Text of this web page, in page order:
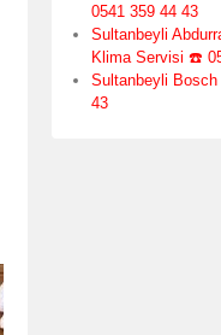
0541 359 44 43
Sultanbeyli
Klima Servisi ☎️
Sultanbeyli
43